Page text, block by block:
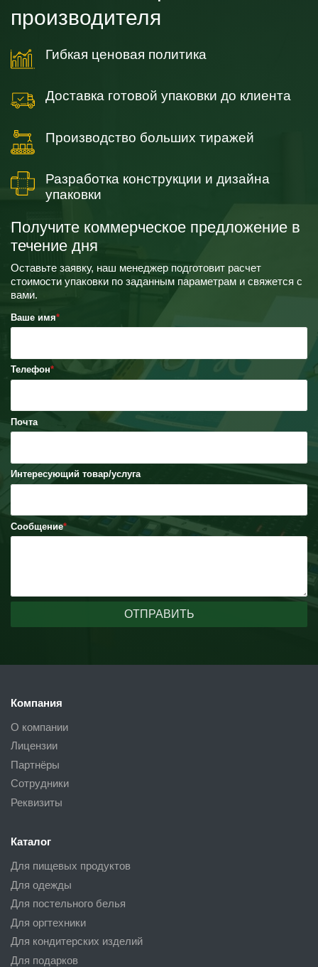
производителя
Гибкая ценовая политика
Доставка готовой упаковки до клиента
Производство больших тиражей
Разработка конструкции и дизайна
упаковки
Получите коммерческое предложение в
течение дня
Оставьте заявку, наш менеджер подготовит расчет
стоимости упаковки по заданным параметрам и свяжется с
вами.
Ваше имя
Телефон
Почта
Интересующий товар/услуга
Сообщение
Компания
О компании
Лицензии
Партнёры
Сотрудники
Реквизиты
Каталог
Для пищевых продуктов
Для одежды
Для постельного белья
Для оргтехники
Для кондитерских изделий
Для подарков